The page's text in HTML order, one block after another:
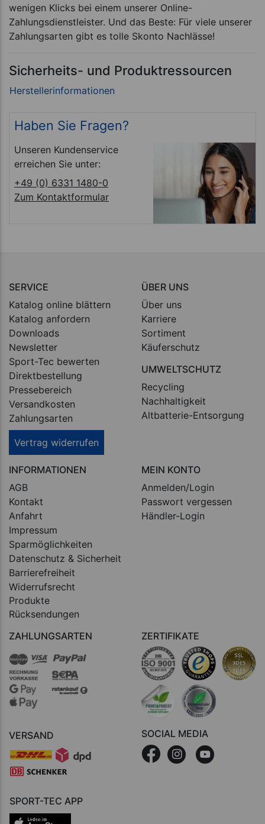
wenigen Klicks bei einem unserer Online-
Zahlungsdienstleister. Und das Beste: Für viele unserer
Zahlungsarten gibt es tolle Skonto Nachlässe!
Sicherheits- und Produktressourcen
Haben Sie Fragen?
Unseren Kundenservice
erreichen Sie unter:
+49 (0) 6331 1480-0
Zum Kontaktformular
SERVICE
Katalog online blättern
Katalog anfordern
Downloads
Newsletter
Sport-Tec bewerten
Direktbestellung
Pressebereich
Versandkosten
Zahlungsarten
Vertrag widerrufen
ÜBER UNS
Über uns
Karriere
Sortiment
Käuferschutz
UMWELTSCHUTZ
Recycling
Nachhaltigkeit
Altbatterie-Entsorgung
INFORMATIONEN
AGB
Kontakt
Anfahrt
Impressum
Sparmöglichkeiten
Datenschutz & Sicherheit
Barrierefreiheit
Widerrufsrecht
Produkte
Rücksendungen
MEIN KONTO
Anmelden/Login
Passwort vergessen
Händler-Login
ZAHLUNGSARTEN
VERSAND
ZERTIFIKATE
SOCIAL MEDIA
SPORT-TEC APP